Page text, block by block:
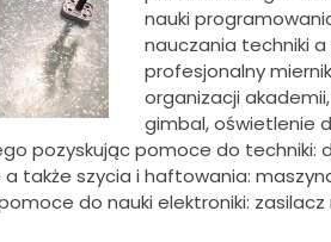
nauki
nauczania techniki
profesjonalny
organizacji
gimbal, oświetlenie
pozyskując pomoce do
także szycia i haftowania:
do nauki elektroniki: